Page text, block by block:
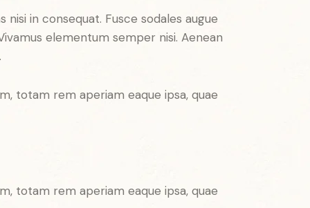
in consequat. Fusce sodales augue
elementum semper nisi. Aenean
totam rem aperiam eaque ipsa, quae
totam rem aperiam eaque ipsa, quae